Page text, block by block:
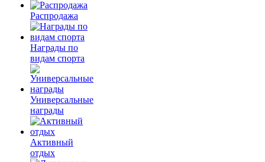
Распродажа
Награды по
видам спорта
Универсальные
награды
Активный
отдых